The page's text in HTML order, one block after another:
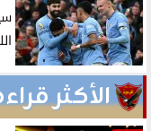
الأكثر